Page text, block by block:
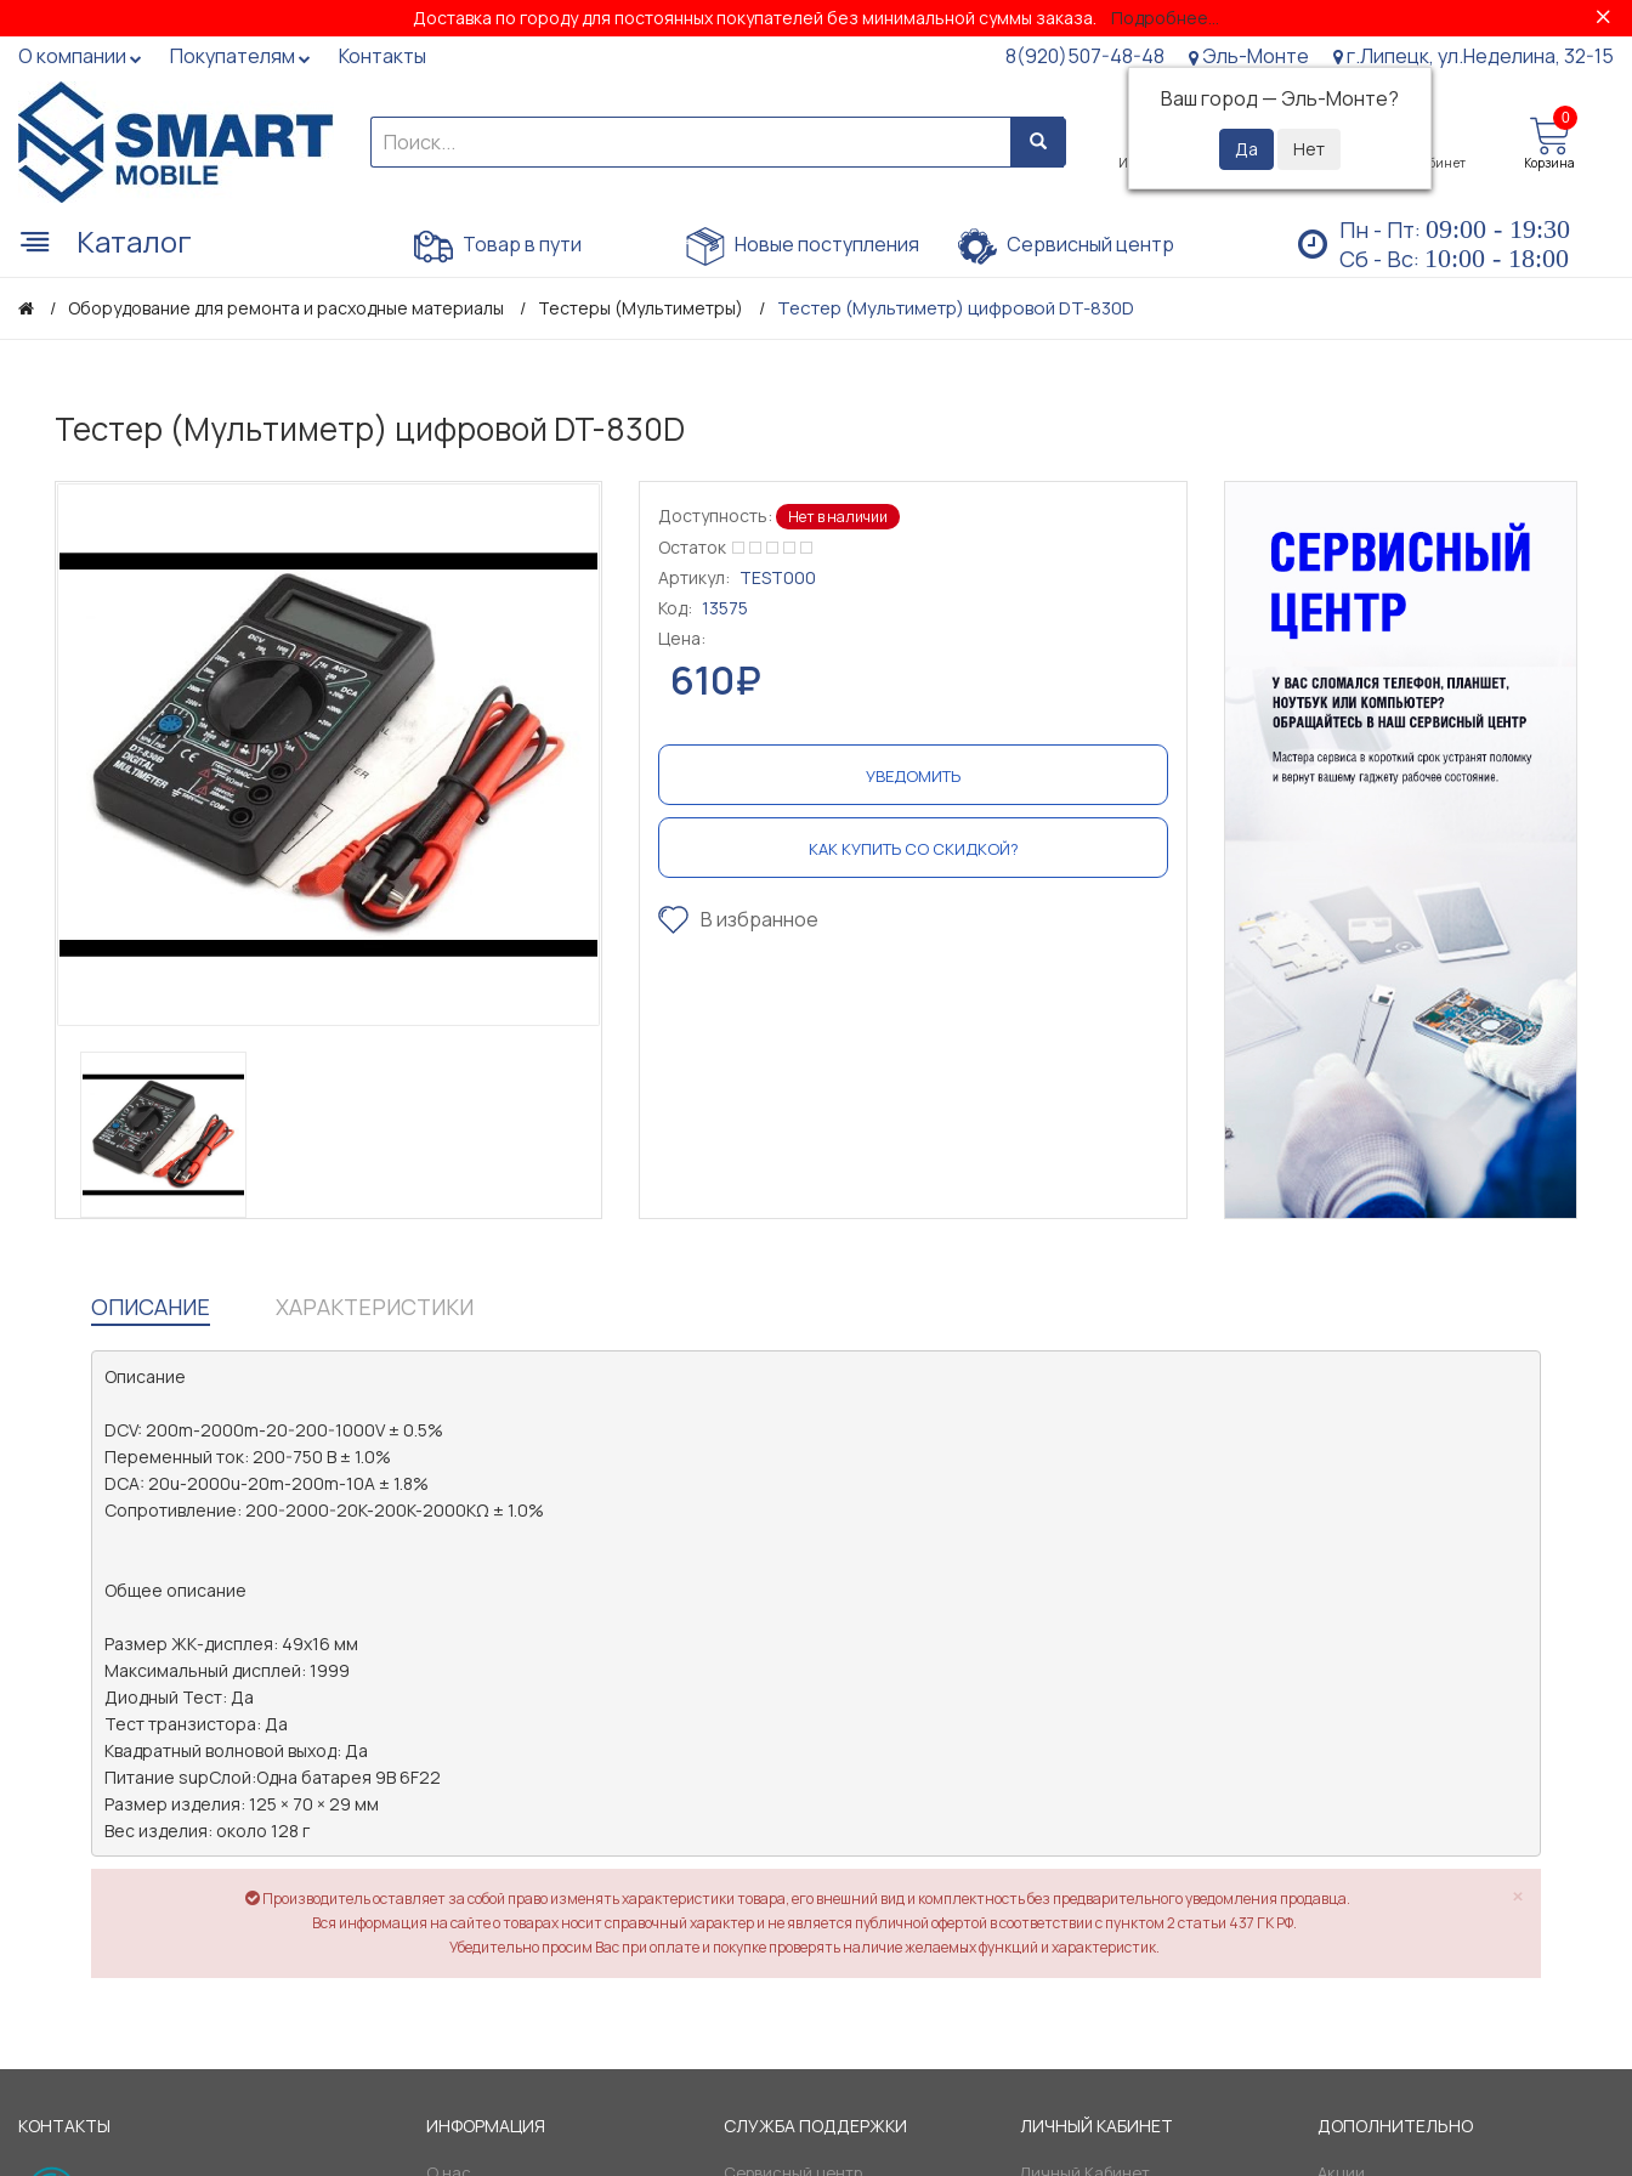
Доставка по городу для постоянных покупателей без минимальной суммы заказа. Подробнее...
О компании Покупателям Контакты 8(920)507-48-48
Эль-Монте
Ваш город — Эль-Монте?
г.Липецк, ул.Неделина, 32-15
Избранное Просмотренные Личный кабинет
0
Корзина
Каталог Товар в пути Новые поступления Сервисный центр Пн - Пт: 09:00 - 19:30
Сб - Вс: 10:00 - 18:00
Оборудование для ремонта и расходные материалы Тестеры (Мультиметры) Тестер (Мультиметр) цифровой DT-830D
Тестер (Мультиметр) цифровой DT-830D
Доступность: Нет в наличии
Остаток
Артикул: TEST000
Код: 13575
Цена:
610₽
УВЕДОМИТЬ
КАК КУПИТЬ СО СКИДКОЙ?
В избранное
ОПИСАНИЕ ХАРАКТЕРИСТИКИ
Описание
DCV: 200m-2000m-20-200-1000V ± 0.5%
Переменный ток: 200-750 В ± 1.0%
DCA: 20u-2000u-20m-200m-10A ± 1.8%
Сопротивление: 200-2000-20K-200K-2000KΩ ± 1.0%
Общее описание
Размер ЖК-дисплея: 49х16 мм
Максимальный дисплей: 1999
Диодный Тест: Да
Тест транзистора: Да
Квадратный волновой выход: Да
Питание supСлой:Одна батарея 9В 6F22
Размер изделия: 125 × 70 × 29 мм
Вес изделия: около 128 г
×
Производитель оставляет за собой право изменять характеристики товара, его внешний вид и комплектность без предварительного уведомления продавца.
Вся информация на сайте о товарах носит справочный характер и не является публичной офертой в соответствии с пунктом 2 статьи 437 ГК РФ.
Убедительно просим Вас при оплате и покупке проверять наличие желаемых функций и характеристик.
КОНТАКТЫ ИНФОРМАЦИЯ СЛУЖБА ПОДДЕРЖКИ ЛИЧНЫЙ КАБИНЕТ ДОПОЛНИТЕЛЬНО